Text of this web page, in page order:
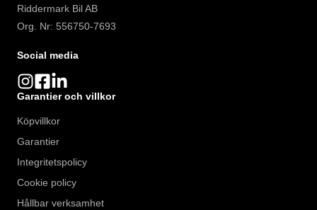
Riddermark Bil AB
Org. Nr: 556750-7693
Social media
Garantier och villkor
Köpvillkor
Garantier
Integritetspolicy
Cookie policy
Hållbar verksamhet